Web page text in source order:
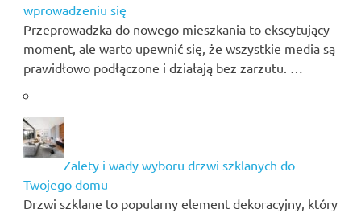
wprowadzeniu się
Przeprowadzka do nowego mieszkania to ekscytujący
moment, ale warto upewnić się, że wszystkie media są
prawidłowo podłączone i działają bez zarzutu. …
Zalety i wady wyboru drzwi szklanych do
Twojego domu
Drzwi szklane to popularny element dekoracyjny, który